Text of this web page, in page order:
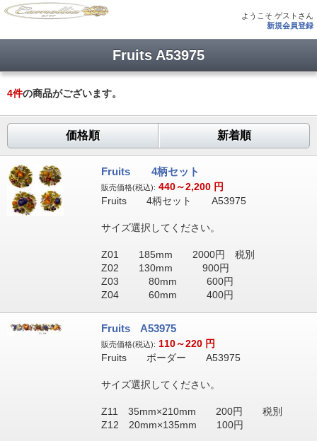
ようこそ ゲストさん
新規会員登録
Fruits A53975
4件の商品がございます。
価格順 新着順
Fruits 4柄セット
販売価格(税込): 440～2,200 円
Fruits 4柄セット A53975
サイズ選択してください。
Z01 185mm 2000円 税別
Z02 130mm 900円
Z03 80mm 600円
Z04 60mm 400円
Fruits A53975
販売価格(税込): 110～220 円
Fruits ボーダー A53975
サイズ選択してください。
Z11 35mm×210mm 200円 税別
Z12 20mm×135mm 100円